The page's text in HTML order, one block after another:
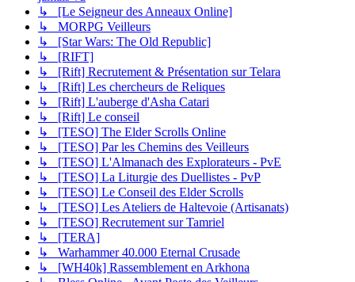
↳ [Le Seigneur des Anneaux Online]
↳ MORPG Veilleurs
↳ [Star Wars: The Old Republic]
↳ [RIFT]
↳ [Rift] Recrutement & Présentation sur Telara
↳ [Rift] Les chercheurs de Reliques
↳ [Rift] L'auberge d'Asha Catari
↳ [Rift] Le conseil
↳ [TESO] The Elder Scrolls Online
↳ [TESO] Par les Chemins des Veilleurs
↳ [TESO] L'Almanach des Explorateurs - PvE
↳ [TESO] La Liturgie des Duellistes - PvP
↳ [TESO] Le Conseil des Elder Scrolls
↳ [TESO] Les Ateliers de Haltevoie (Artisanats)
↳ [TESO] Recrutement sur Tamriel
↳ [TERA]
↳ Warhammer 40.000 Eternal Crusade
↳ [WH40k] Rassemblement en Arkhona